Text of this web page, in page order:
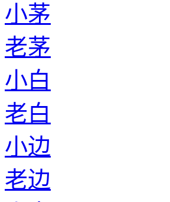
小茅
老茅
小白
老白
小边
老边